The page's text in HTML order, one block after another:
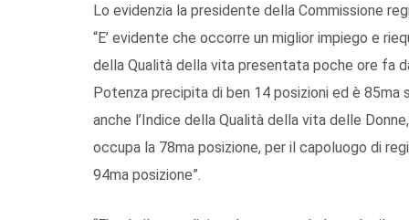
Lo evidenzia la presidente della Commissione
“E’ evidente che occorre un miglior impiego e
della Qualità della vita presentata poche ore fa
Potenza precipita di ben 14 posizioni ed è 85ma
anche l’Indice della Qualità della vita delle
occupa la 78ma posizione, per il capoluogo di
94ma posizione”.